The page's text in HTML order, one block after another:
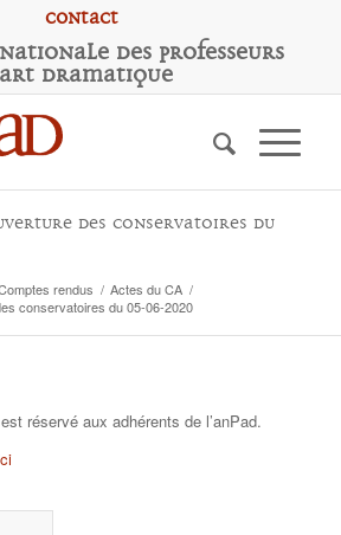
Contact
Nationale des Professeurs
Art Dramatique
des conservatoires du
rendus / Actes du CA /
conservatoires du 05-06-2020
réservé aux adhérents de l’anPad.